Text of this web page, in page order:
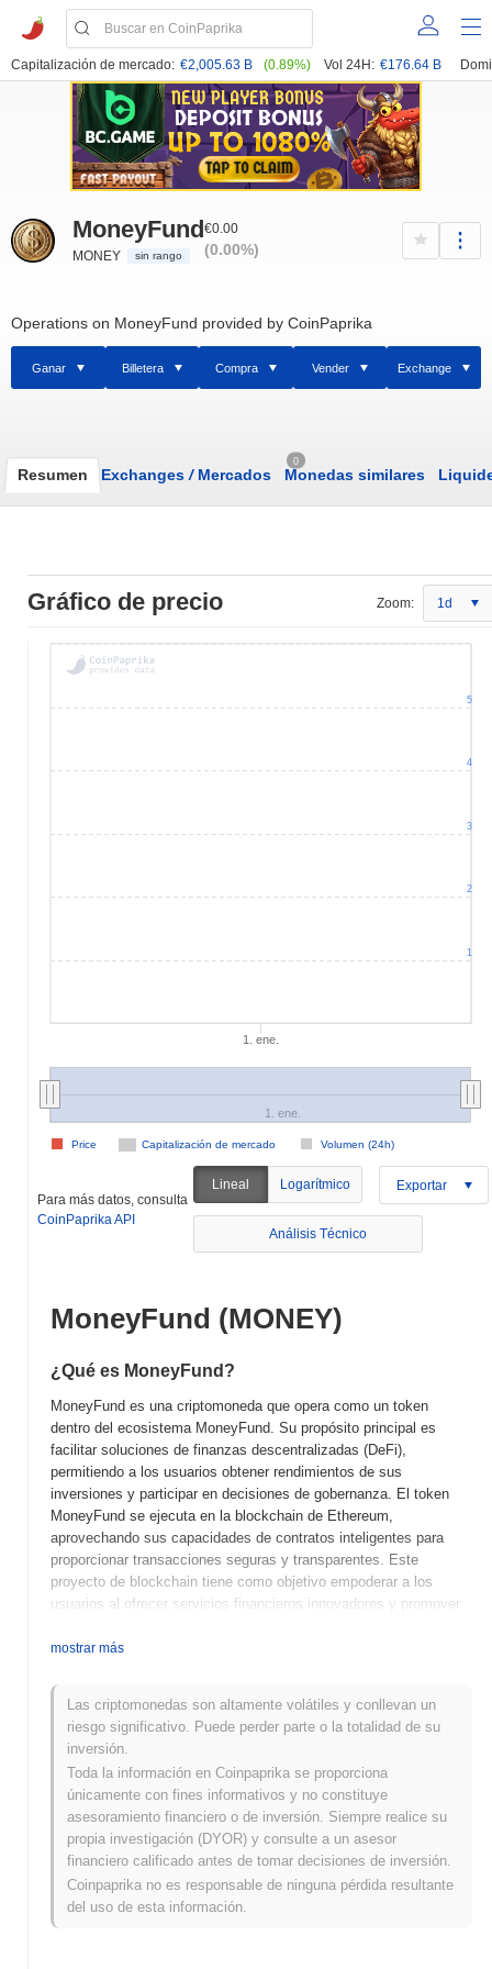
Capitalización de mercado: €2,005.63 B (0.89%) Vol 24H: €176.64 B
MoneyFund
MONEY sin rango
€0.00
(0.00%)
Operations on MoneyFund provided by CoinPaprika
Ganar Billetera Compra Vender Exchange
Resumen Exchanges /Mercados
0
Monedas similares
Gráfico de precio Zoom: 1d
1. ene.
Capitalización de mercado Volumen (24h)
Price
1. ene.
1
2
3
4
5
Para más datos, consulta
CoinPaprika API
Lineal Logarítmico Exportar
Análisis Técnico
MoneyFund (MONEY)
¿Qué es MoneyFund?
MoneyFund es una criptomoneda que opera como un token
dentro del ecosistema MoneyFund. Su propósito principal es
facilitar soluciones de finanzas descentralizadas (DeFi),
permitiendo a los usuarios obtener rendimientos de sus
inversiones y participar en decisiones de gobernanza. El token
MoneyFund se ejecuta en la blockchain de Ethereum,
aprovechando sus capacidades de contratos inteligentes para
proporcionar transacciones seguras y transparentes. Este
proyecto de blockchain tiene como objetivo empoderar a los
usuarios al ofrecer servicios financieros innovadores y promover
MoneyFund fue lanzado en 2021 como una plataforma de
finanzas descentralizadas (DeFi) destinada a proporcionar
soluciones financieras innovadoras a los usuarios. Fue
desarrollado por un equipo de entusiastas de blockchain y
profesionales de finanzas, aunque los detalles específicos de los
fundadores no son ampliamente publicitados. El proyecto ganó
tracción a través de su listado inicial en varios intercambios
descentralizados, lo que ayudó a establecer su presencia en el
por la participación de la comunidad y asociaciones estratégicas
que mejoraron su funcionalidad y base de usuarios.
mostrar más
Las criptomonedas son altamente volátiles y conllevan un
riesgo significativo. Puede perder parte o la totalidad de su
inversión.
Toda la información en Coinpaprika se proporciona
únicamente con fines informativos y no constituye
asesoramiento financiero o de inversión. Siempre realice su
propia investigación (DYOR) y consulte a un asesor
financiero calificado antes de tomar decisiones de inversión.
Coinpaprika no es responsable de ninguna pérdida resultante
del uso de esta información.